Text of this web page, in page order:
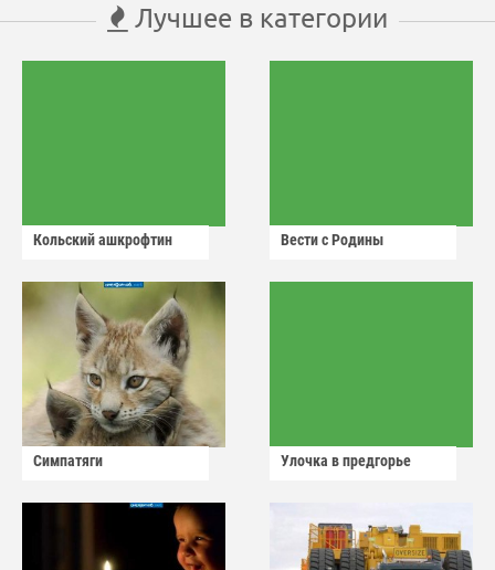
Лучшее в категории
Кольский ашкрофтин Вести с Родины
Симпатяги Улочка в предгорье